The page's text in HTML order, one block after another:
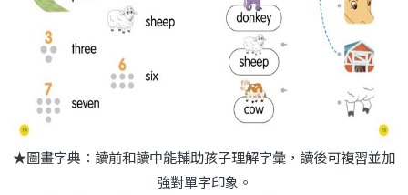
★圖畫字典：讀前和讀中能輔助孩子理解字彙，讀後可複習並加
強對單字印象。